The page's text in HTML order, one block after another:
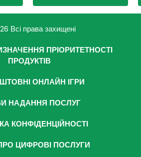
Всі права захищені
ПРІОРИТЕТНОСТІ
ПРОДУКТІВ
ОНЛАЙН ІГРИ
НАДАННЯ ПОСЛУГ
КОНФІДЕНЦІЙНОСТІ
ЦИФРОВІ ПОСЛУГИ